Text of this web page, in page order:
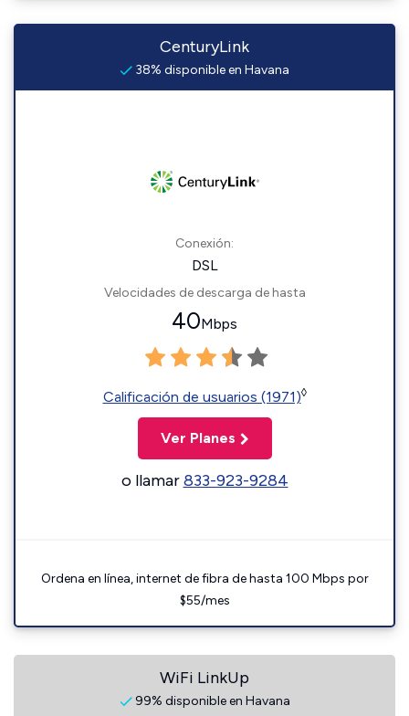
CenturyLink
38% disponible en Havana
Conexión:
DSL
Velocidades de descarga de hasta
40Mbps
Calificación de usuarios (1971)◊
Ver Planes
o llamar833-923-9284
Ordena en línea, internet de fibra de hasta 100 Mbps por
$55/mes
WiFi LinkUp
99% disponible en Havana